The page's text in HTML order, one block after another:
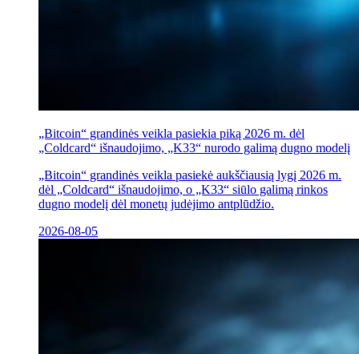
„Bitcoin“ grandinės veikla pasiekia piką 2026 m. dėl
„Coldcard“ išnaudojimo, „K33“ nurodo galimą dugno modelį
„Bitcoin“ grandinės veikla pasiekė aukščiausią lygį 2026 m.
dėl „Coldcard“ išnaudojimo, o „K33“ siūlo galimą rinkos
dugno modelį dėl monetų judėjimo antplūdžio.
2026-08-05